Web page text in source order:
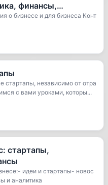
финансы,
IPO, pre-IPO
о бизнесе и для бизнеса Конт
стартапы, независимо от отра
с вами уроками, которы...
стартапы,
идеи и стартапы- новос
и аналитика